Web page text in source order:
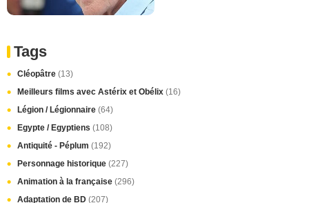
Tags
Cléopâtre (13)
Meilleurs films avec Astérix et Obélix (16)
Légion / Légionnaire (64)
Egypte / Egyptiens (108)
Antiquité - Péplum (192)
Personnage historique (227)
Animation à la française (296)
Adaptation de BD (207)